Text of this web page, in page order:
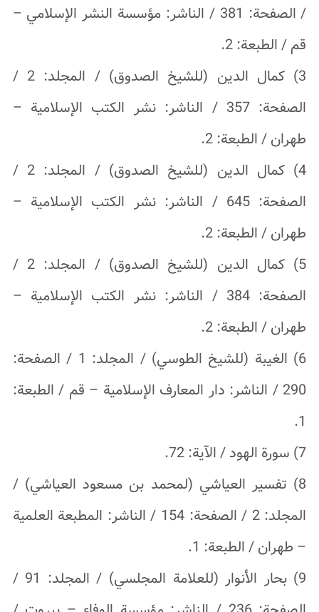
/ الصفحة: 381 / الناشر: مؤسسة النشر الإسلامي –
قم / الطبعة: 2.
3) كمال الدين (للشيخ الصدوق) / المجلد: 2 /
الصفحة: 357 / الناشر: نشر الكتب الإسلامية –
طهران / الطبعة: 2.
4) كمال الدين (للشيخ الصدوق) / المجلد: 2 /
الصفحة: 645 / الناشر: نشر الكتب الإسلامية –
طهران / الطبعة: 2.
5) كمال الدين (للشيخ الصدوق) / المجلد: 2 /
الصفحة: 384 / الناشر: نشر الكتب الإسلامية –
طهران / الطبعة: 2.
6) الغيبة (للشيخ الطوسي) / المجلد: 1 / الصفحة:
290 / الناشر: دار المعارف الإسلامية – قم / الطبعة:
1.
7) سورة الهود / الآية: 72.
8) تفسير العياشي (لمحمد بن مسعود العياشي) /
المجلد: 2 / الصفحة: 154 / الناشر: المطبعة العلمية
– طهران / الطبعة: 1.
9) بحار الأنوار (للعلامة المجلسي) / المجلد: 91 /